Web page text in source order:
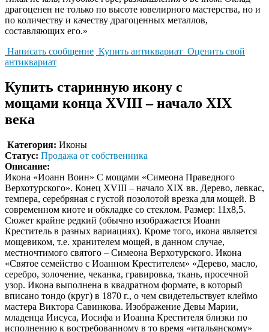
драгоценен не только по высоте ювелирного мастерства, но и
по количеству и качеству драгоценных металлов,
составляющих его.»
Написать сообщение Купить антиквариат Оценить свой
антиквариат
Купить старинную икону с
мощами конца XVIII – начало XIX
века
Категория: Иконы
Статус: Продажа от собственника
Описание:
Икона «Иоанн Воин» С мощами «Симеона Праведного
Верхотурского». Конец XVIII – начало XIX вв. Дерево, левкас,
темпера, серебряная с густой позолотой врезка для мощей. В
современном киоте и обкладке со стеклом. Размер: 11х8,5.
Сюжет крайне редкий (обычно изображается Иоанн
Креститель в разных вариациях). Кроме того, икона является
мощевиком, т.е. хранителем мощей, в данном случае,
местночтимого святого – Симеона Верхотурского. Икона
«Святое семейство с Иоанном Крестителем» «Дерево, масло,
серебро, золочение, чеканка, гравировка, ткань, просечной
узор. Икона выполнена в квадратном формате, в который
вписано тондо (круг) в 1870 г., о чем свидетельствует клеймо
мастера Виктора Савинкова. Изображение Девы Марии,
младенца Иисуса, Иосифа и Иоанна Крестителя близки по
исполнению к востребованному в то время «итальянскому»